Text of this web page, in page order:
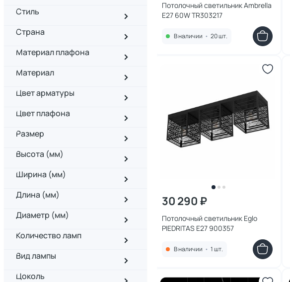
Стиль
Страна
Материал плафона
Материал
Цвет арматуры
Цвет плафона
Размер
Высота (мм)
Ширина (мм)
Длина (мм)
Диаметр (мм)
Количество ламп
Вид лампы
Цоколь
Потолочный светильник Ambrella
E27 60W TR303217
В наличии • 20 шт.
30 290 ₽
Потолочный светильник Eglo
PIEDRITAS E27 900357
В наличии • 1 шт.